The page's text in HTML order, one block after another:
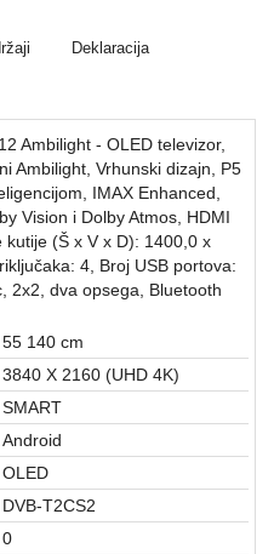
Deklaracija
Ambilight - OLED televizor,
Ambilight, Vrhunski dizajn, P5
IMAX Enhanced,
Vision i Dolby Atmos, HDMI
kutije (Š x V x D): 1400,0 x
4, Broj USB portova:
2x2, dva opsega, Bluetooth
55 140 cm
3840 X 2160 (UHD 4K)
SMART
Android
OLED
DVB-T2CS2
0